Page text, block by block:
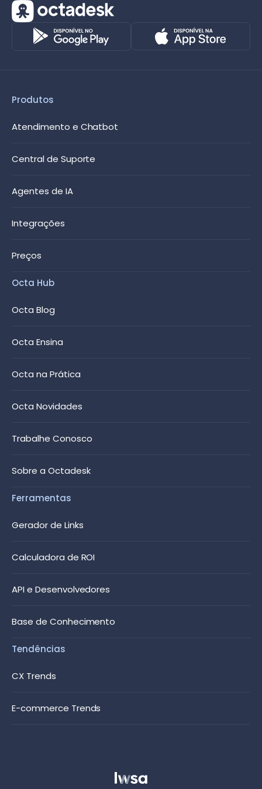
Produtos
Atendimento e Chatbot
Central de Suporte
Agentes de IA
Integrações
Preços
Octa Hub
Octa Blog
Octa Ensina
Octa na Prática
Octa Novidades
Trabalhe Conosco
Sobre a Octadesk
Ferramentas
Gerador de Links
Calculadora de ROI
API e Desenvolvedores
Base de Conhecimento
Tendências
CX Trends
E-commerce Trends